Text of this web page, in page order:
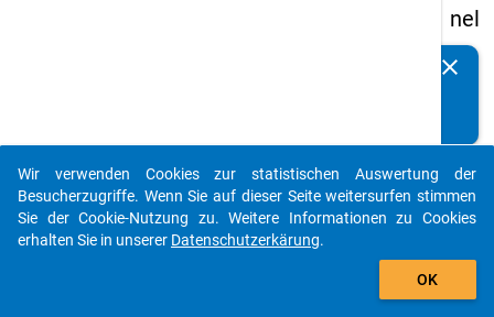
nel
s
-
zw
eit
clear
auto_stories
add_shopping_cart
Wir verwenden Cookies zur statistischen Auswertung der
Besucherzugriffe. Wenn Sie auf dieser Seite weitersurfen stimmen
Sie der Cookie-Nutzung zu. Weitere Informationen zu Cookies
erhalten Sie in unserer Datenschutzerkärung.
OK